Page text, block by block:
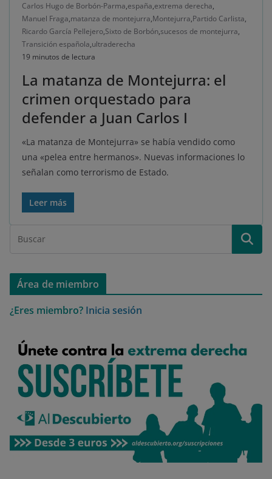
Carlos Hugo de Borbón-Parma,españa,extrema derecha,
Manuel Fraga,matanza de montejurra,Montejurra,Partido Carlista,
Ricardo García Pellejero,Sixto de Borbón,sucesos de montejurra,
Transición española,ultraderecha
19 minutos de lectura
La matanza de Montejurra: el
crimen orquestado para
defender a Juan Carlos I
«La matanza de Montejurra» se había vendido como
una «pelea entre hermanos». Nuevas informaciones lo
señalan como terrorismo de Estado.
Leer más
Área de miembro
¿Eres miembro? Inicia sesión